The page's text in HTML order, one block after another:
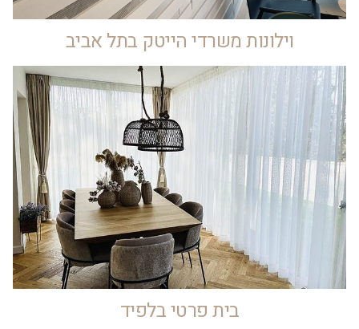
וילונות משרדי הייטק בתל אביב
בית פרטי בלפיד